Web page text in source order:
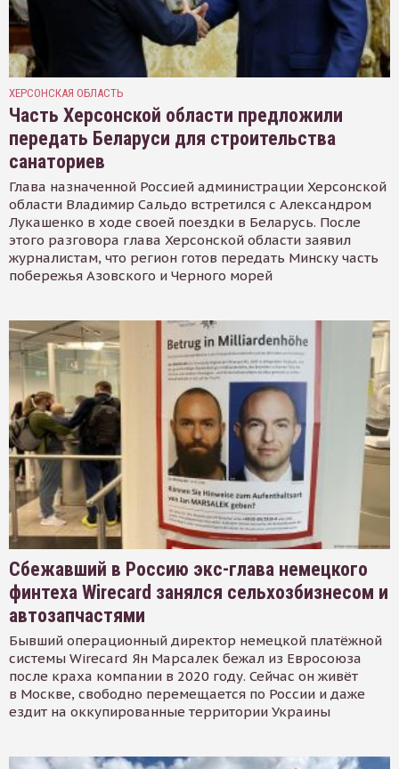
ХЕРСОНСКАЯ ОБЛАСТЬ
Часть Херсонской области предложили
передать Беларуси для строительства
санаториев
Глава назначенной Россией администрации Херсонской
области Владимир Сальдо встретился с Александром
Лукашенко в ходе своей поездки в Беларусь. После
этого разговора глава Херсонской области заявил
журналистам, что регион готов передать Минску часть
побережья Азовского и Черного морей
Сбежавший в Россию экс-глава немецкого
финтеха Wirecard занялся сельхозбизнесом и
автозапчастями
Бывший операционный директор немецкой платёжной
системы Wirecard Ян Марсалек бежал из Евросоюза
после краха компании в 2020 году. Сейчас он живёт
в Москве, свободно перемещается по России и даже
ездит на оккупированные территории Украины